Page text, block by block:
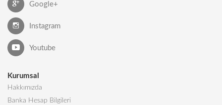
Google+
Instagram
Youtube
Kurumsal
Hakkımızda
Banka Hesap Bilgileri